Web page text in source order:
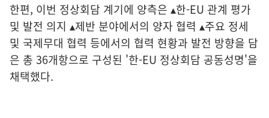
한편, 이번 정상회담 계기에 양측은 ▴한-EU 관계 평가
및 발전 의지 ▴제반 분야에서의 양자 협력 ▴주요 정세
및 국제무대 협력 등에서의 협력 현황과 발전 방향을 담
은 총 36개항으로 구성된 '한-EU 정상회담 공동성명'을
채택했다.